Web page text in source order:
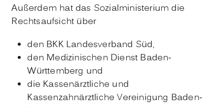
Außerdem hat das Sozialministerium die
Rechtsaufsicht über
den BKK Landesverband Süd,
den Medizinischen Dienst Baden-
Württemberg und
die Kassenärztliche und
Kassenzahnärztliche Vereinigung Baden-